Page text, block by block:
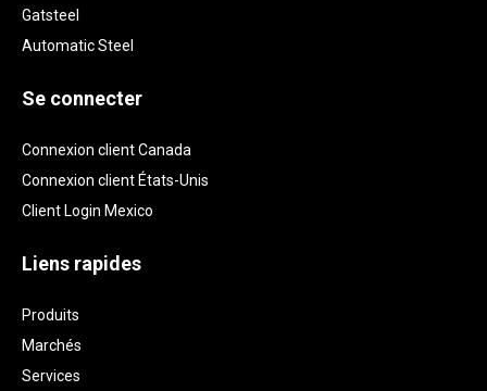
Gatsteel
Automatic Steel
Se connecter
Connexion client Canada
Connexion client États-Unis
Client Login Mexico
Liens rapides
Produits
Marchés
Services